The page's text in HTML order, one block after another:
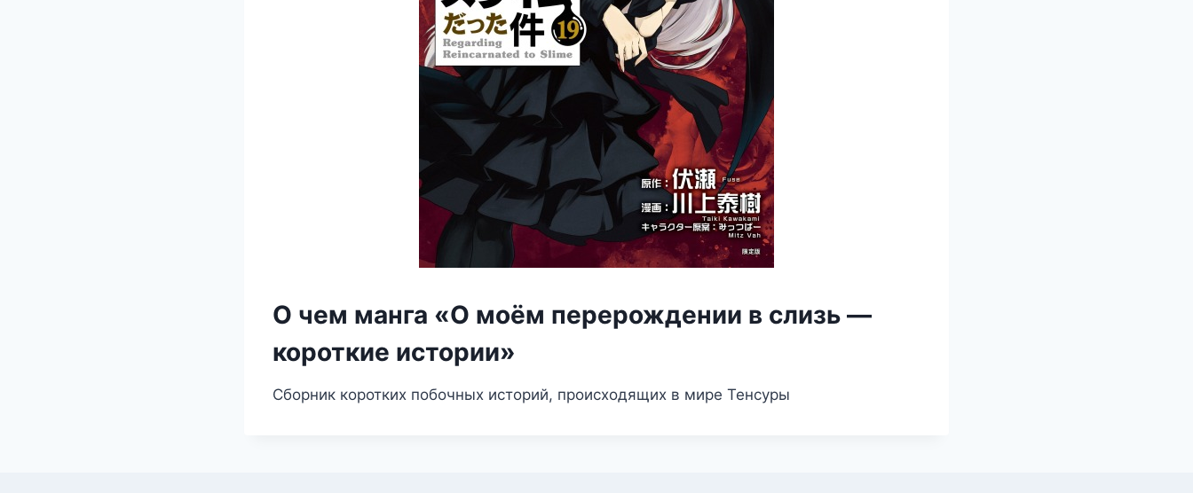
О чем манга «О моём перерождении в слизь —
короткие истории»
Сборник коротких побочных историй, происходящих в мире Тенсуры